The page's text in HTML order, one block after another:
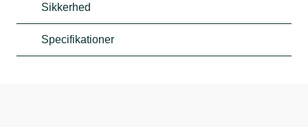
Sikkerhed
Specifikationer